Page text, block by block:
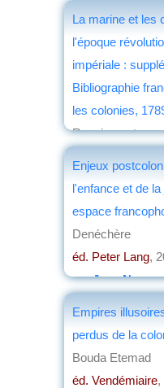
La marine et les
l'époque
impériale :
Bibliographie
les colonies,
Roquincourt
Enjeux
l'enfance et de
espace
Denéchère
éd. Peter Lang,
parJean Nemo
Empires
perdus de la
Bouda Etemad
éd. Vendémiaire,